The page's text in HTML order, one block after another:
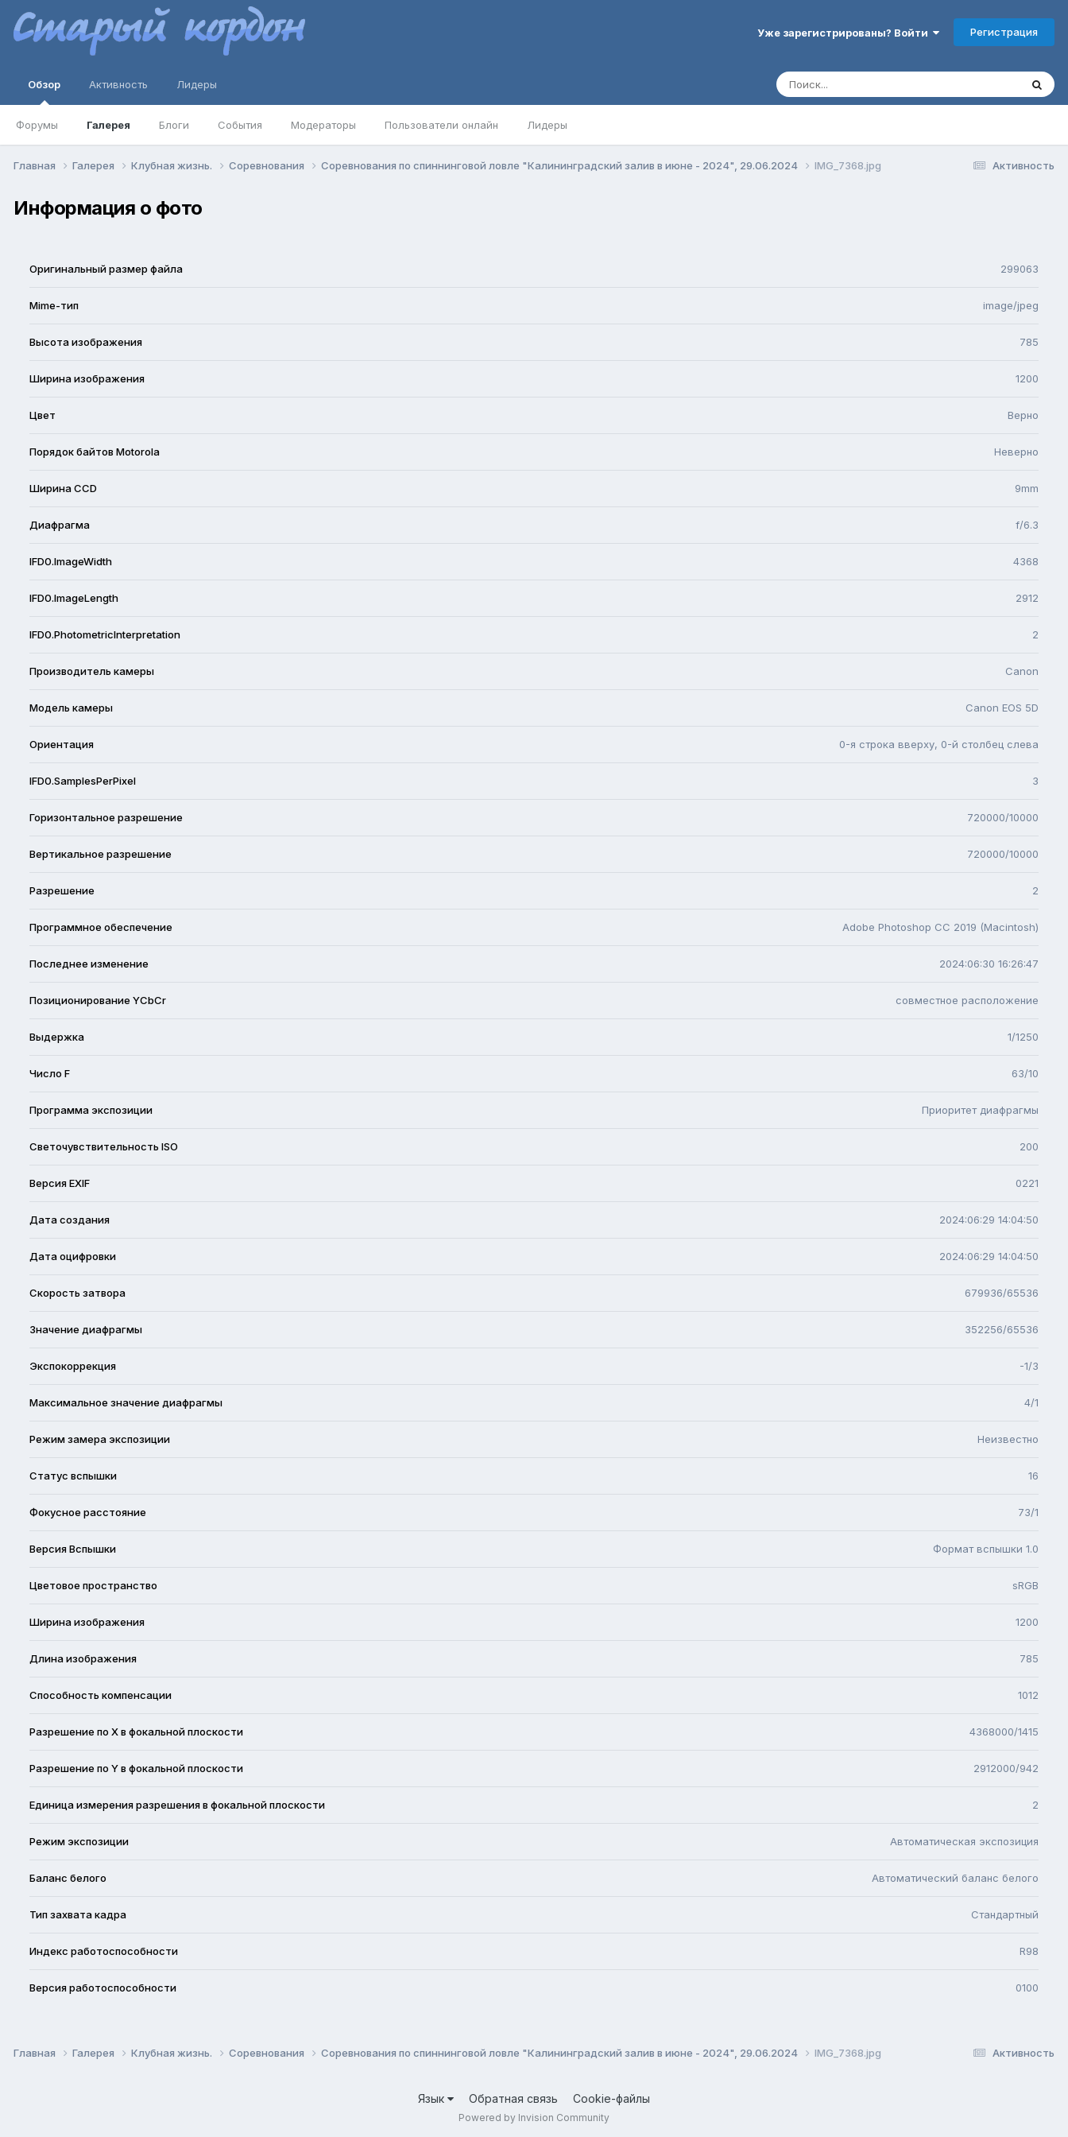
Уже зарегистрированы? Войти Регистрация
Обзор
Форумы Галерея Блоги События Модераторы Пользователи онлайн Лидеры
Активность Лидеры
Активность
Главная Галерея Клубная жизнь. Соревнования Соревнования по спиннинговой ловле "Калининградский залив в июне - 2024", 29.06.2024 IMG_7368.jpg
Информация о фото
Оригинальный размер файла 299063
Mime-тип image/jpeg
Высота изображения 785
Ширина изображения 1200
Цвет Верно
Порядок байтов Motorola Неверно
Ширина CCD 9mm
Диафрагма f/6.3
IFD0.ImageWidth 4368
IFD0.ImageLength 2912
IFD0.PhotometricInterpretation 2
Производитель камеры Canon
Модель камеры Canon EOS 5D
Ориентация 0-я строка вверху, 0-й столбец слева
IFD0.SamplesPerPixel 3
Горизонтальное разрешение 720000/10000
Вертикальное разрешение 720000/10000
Разрешение 2
Программное обеспечение Adobe Photoshop CC 2019 (Macintosh)
Последнее изменение 2024:06:30 16:26:47
Позиционирование YCbCr совместное расположение
Выдержка 1/1250
Число F 63/10
Программа экспозиции Приоритет диафрагмы
Светочувствительность ISO 200
Версия EXIF 0221
Дата создания 2024:06:29 14:04:50
Дата оцифровки 2024:06:29 14:04:50
Скорость затвора 679936/65536
Значение диафрагмы 352256/65536
Экспокоррекция -1/3
Максимальное значение диафрагмы 4/1
Режим замера экспозиции Неизвестно
Статус вспышки 16
Фокусное расстояние 73/1
Версия Вспышки Формат вспышки 1.0
Цветовое пространство sRGB
Ширина изображения 1200
Длина изображения 785
Способность компенсации 1012
Разрешение по X в фокальной плоскости 4368000/1415
Разрешение по Y в фокальной плоскости 2912000/942
Единица измерения разрешения в фокальной плоскости 2
Режим экспозиции Автоматическая экспозиция
Баланс белого Автоматический баланс белого
Тип захвата кадра Стандартный
Индекс работоспособности R98
Версия работоспособности 0100
Активность
Главная Галерея Клубная жизнь. Соревнования Соревнования по спиннинговой ловле "Калининградский залив в июне - 2024", 29.06.2024 IMG_7368.jpg
Язык Обратная связь Cookie-файлы
Powered by Invision Community